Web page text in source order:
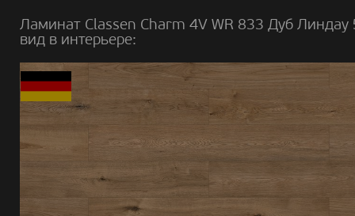
Ламинат Classen Charm 4V WR 833 Дуб Линдау
вид в интерьере: